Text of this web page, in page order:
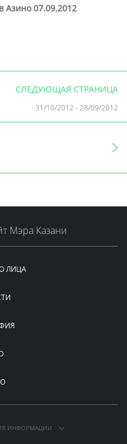
Азино 07.09.2012
СЛЕДУЮЩАЯ СТРАНИЦА
31/10/2012 -28/09/2012
Мэра Казани
ЛИЦА
ИНФОРМАЦИИ